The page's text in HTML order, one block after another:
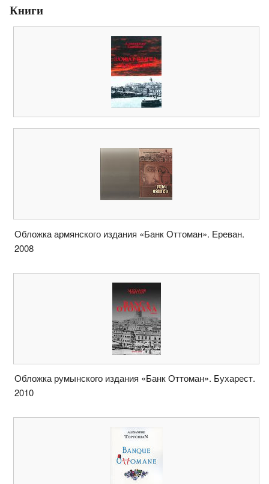
Книги
Обложка армянского издания «Банк Оттоман». Ереван.
2008
Обложка румынского издания «Банк Оттоман». Бухарест.
2010